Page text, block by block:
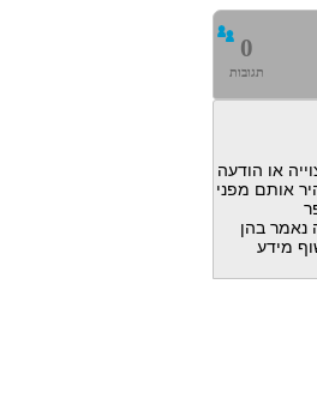
0
תגובות
או הודעה
אותם מפני
נאמר בהן
מידע